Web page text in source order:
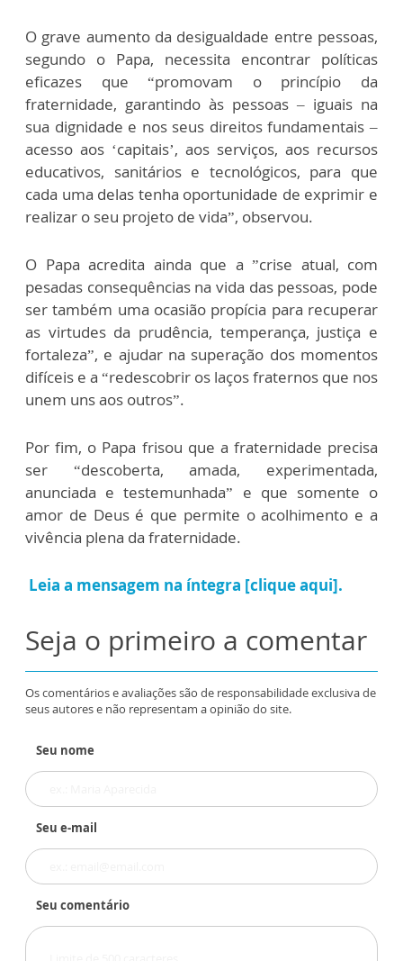
O grave aumento da desigualdade entre pessoas,
segundo o Papa, necessita encontrar políticas
eficazes que “promovam o princípio da
fraternidade, garantindo às pessoas – iguais na
sua dignidade e nos seus direitos fundamentais –
acesso aos ‘capitais’, aos serviços, aos recursos
educativos, sanitários e tecnológicos, para que
cada uma delas tenha oportunidade de exprimir e
realizar o seu projeto de vida”, observou.
O Papa acredita ainda que a ”crise atual, com
pesadas consequências na vida das pessoas, pode
ser também uma ocasião propícia para recuperar
as virtudes da prudência, temperança, justiça e
fortaleza”, e ajudar na superação dos momentos
difíceis e a “redescobrir os laços fraternos que nos
unem uns aos outros”.
Por fim, o Papa frisou que a fraternidade precisa
ser “descoberta, amada, experimentada,
anunciada e testemunhada” e que somente o
amor de Deus é que permite o acolhimento e a
vivência plena da fraternidade.
Leia a mensagem na íntegra [clique aqui].
Seja o primeiro a comentar
Os comentários e avaliações são de responsabilidade exclusiva de
seus autores e não representam a opinião do site.
Seu nome
Seu e-mail
Seu comentário